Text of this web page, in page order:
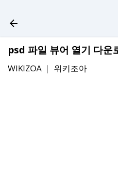
psd 파일 뷰어 열기 다운
WIKIZOA ｜ 위키조아